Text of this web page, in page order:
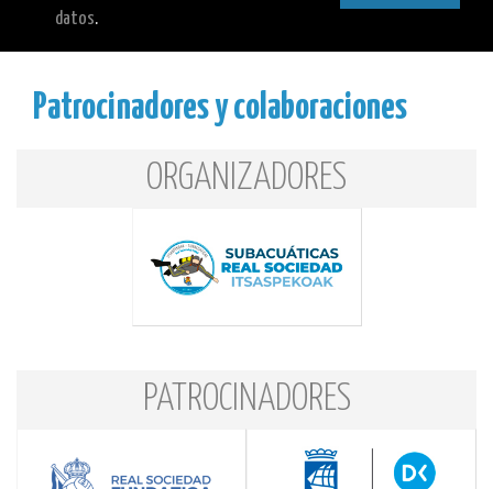
datos.
Patrocinadores y colaboraciones
ORGANIZADORES
PATROCINADORES